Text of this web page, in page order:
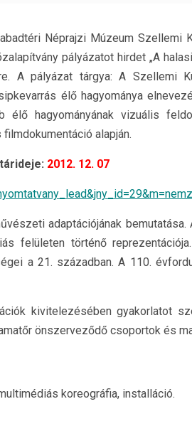
Néprajzi Múzeum Szellemi
pályázatot hirdet „A
A pályázat tárgya: A Szellemi
élő hagyománya
élő hagyományának vizuális
alapján.
2012. 12. 07
adaptációjának
felületen történő
a 21. században. A 110.
kivitelezésében gyakorlatot
önszerveződő csoportok és
koreográfia, installáció.